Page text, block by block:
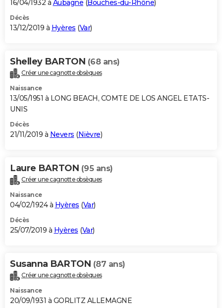
16/04/1932 à Aubagne (Bouches-du-Rhône)
Décès
13/12/2019 à Hyères (Var)
Shelley BARTON (68 ans)
Créer une cagnotte obsèques
Naissance
13/05/1951 à LONG BEACH, COMTE DE LOS ANGEL ETATS-
UNIS
Décès
21/11/2019 à Nevers (Nièvre)
Laure BARTON (95 ans)
Créer une cagnotte obsèques
Naissance
04/02/1924 à Hyères (Var)
Décès
25/07/2019 à Hyères (Var)
Susanna BARTON (87 ans)
Créer une cagnotte obsèques
Naissance
20/09/1931 à GORLITZ ALLEMAGNE